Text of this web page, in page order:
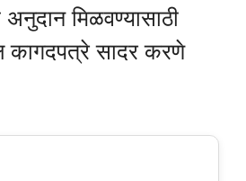
मिळवण्यासाठी
कागदपत्रे सादर करणे